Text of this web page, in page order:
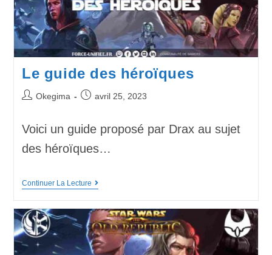
Le guide des héroïques
Okegima avril 25, 2023
Voici un guide proposé par Drax au sujet
des héroïques…
Continuer La Lecture